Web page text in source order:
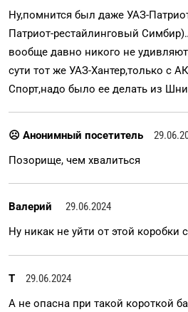
Ну,помнится был даже УАЗ-
Патриот-рестайлинговый
вообще давно никого не
сути тот же УАЗ-Хантер,только с
Спорт,надо было ее делать из
☹ Анонимный посетитель
Позорище, чем хвалиться
Валерий
29.06.2024
Ну никак не уйти от этой коробки
Т
29.06.2024
А не опасна при такой короткой